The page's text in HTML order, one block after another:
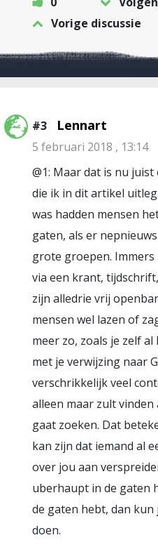
Vorige discussie
#3 Lennart
5 februari 2018 , 13:14
@1: Maar dat is nu
die ik in dit artikel
was hadden mensen
gaten, als er
grote groepen.
via een krant,
zijn alledrie vrij
mensen wel lazen of
meer zo, zoals je zelf
met je verwijzing naar
verschrikkelijk veel
alleen maar zult
gaat zoeken. Dat
kan zijn dat iemand al
over jou aan
uberhaupt in de gaten
de gaten hebt, dan
doen.